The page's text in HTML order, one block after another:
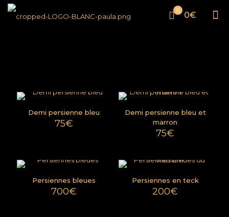
0 0€
Demi persienne bleu
75€
Demi persienne bleu et
marron
75€
Persiennes bleues
700€
Persiennes en teck
200€